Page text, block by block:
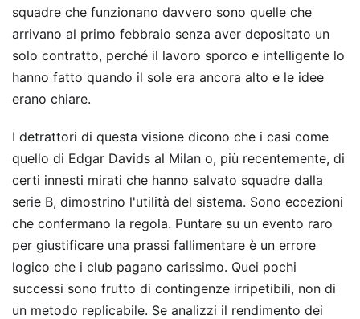
squadre che funzionano davvero sono quelle che
arrivano al primo febbraio senza aver depositato un
solo contratto, perché il lavoro sporco e intelligente lo
hanno fatto quando il sole era ancora alto e le idee
erano chiare.
I detrattori di questa visione dicono che i casi come
quello di Edgar Davids al Milan o, più recentemente, di
certi innesti mirati che hanno salvato squadre dalla
serie B, dimostrino l'utilità del sistema. Sono eccezioni
che confermano la regola. Puntare su un evento raro
per giustificare una prassi fallimentare è un errore
logico che i club pagano carissimo. Quei pochi
successi sono frutto di contingenze irripetibili, non di
un metodo replicabile. Se analizzi il rendimento dei